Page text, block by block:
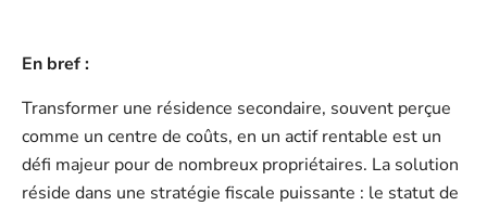
En bref :
Transformer une résidence secondaire, souvent perçue
comme un centre de coûts, en un actif rentable est un
défi majeur pour de nombreux propriétaires. La solution
réside dans une stratégie fiscale puissante : le statut de